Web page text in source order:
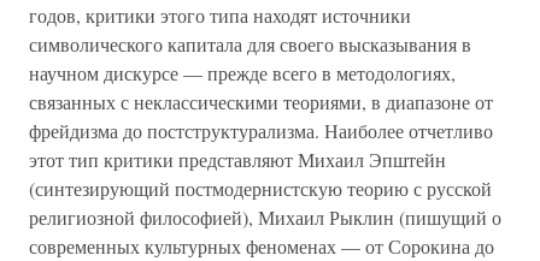
годов, критики этого типа находят источники
символического капитала для своего высказывания в
научном дискурсе — прежде всего в методологиях,
связанных с неклассическими теориями, в диапазоне от
фрейдизма до постструктурализма. Наиболее отчетливо
этот тип критики представляют Михаил Эпштейн
(синтезирующий постмодернистскую теорию с русской
религиозной философией), Михаил Рыклин (пишущий о
современных культурных феноменах — от Сорокина до